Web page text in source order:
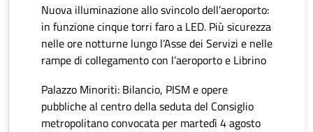
Nuova illuminazione allo svincolo dell’aeroporto:
in funzione cinque torri faro a LED. Più sicurezza
nelle ore notturne lungo l’Asse dei Servizi e nelle
rampe di collegamento con l’aeroporto e Librino
Palazzo Minoriti: Bilancio, PISM e opere
pubbliche al centro della seduta del Consiglio
metropolitano convocata per martedì 4 agosto